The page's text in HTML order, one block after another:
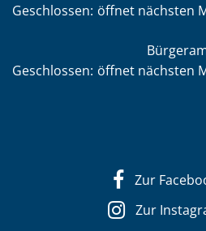
Klicken, um weitere Öffnungs-
Geschlossen: öffnet nächsten
Klicken, um weitere Öffnungs-
Geschlossen: öffnet nächsten
Zur
Zur